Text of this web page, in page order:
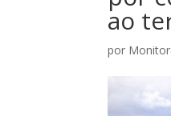
ao
por